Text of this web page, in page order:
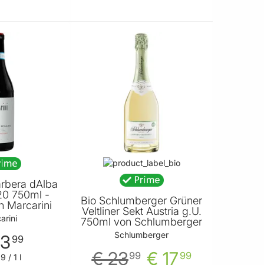
dAlba
750ml -
Marcarini
99
/ 1 l
Bio Schlumberger Grüner
Veltliner Sekt Austria g.U.
750ml von Schlumberger
Schlumberger
€ 17 99
€ 2399